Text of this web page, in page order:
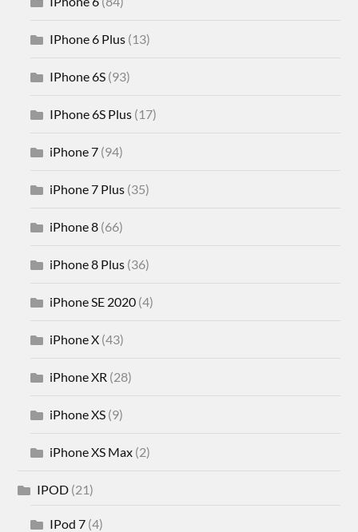
IPhone 6 Plus (13)
IPhone 6S (93)
IPhone 6S Plus (17)
iPhone 7 (94)
iPhone 7 Plus (35)
iPhone 8 (66)
iPhone 8 Plus (36)
iPhone SE 2020 (4)
iPhone X (43)
iPhone XR (28)
iPhone XS (9)
iPhone XS Max (2)
IPOD (21)
IPod 7 (4)